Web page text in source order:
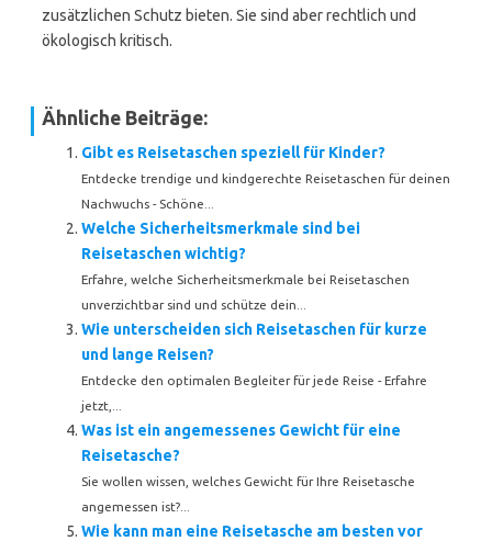
zusätzlichen Schutz bieten. Sie sind aber rechtlich und
ökologisch kritisch.
Ähnliche Beiträge:
Gibt es Reisetaschen speziell für Kinder?
Entdecke trendige und kindgerechte Reisetaschen für deinen
Nachwuchs - Schöne...
Welche Sicherheitsmerkmale sind bei
Reisetaschen wichtig?
Erfahre, welche Sicherheitsmerkmale bei Reisetaschen
unverzichtbar sind und schütze dein...
Wie unterscheiden sich Reisetaschen für kurze
und lange Reisen?
Entdecke den optimalen Begleiter für jede Reise - Erfahre
jetzt,...
Was ist ein angemessenes Gewicht für eine
Reisetasche?
Sie wollen wissen, welches Gewicht für Ihre Reisetasche
angemessen ist?...
Wie kann man eine Reisetasche am besten vor